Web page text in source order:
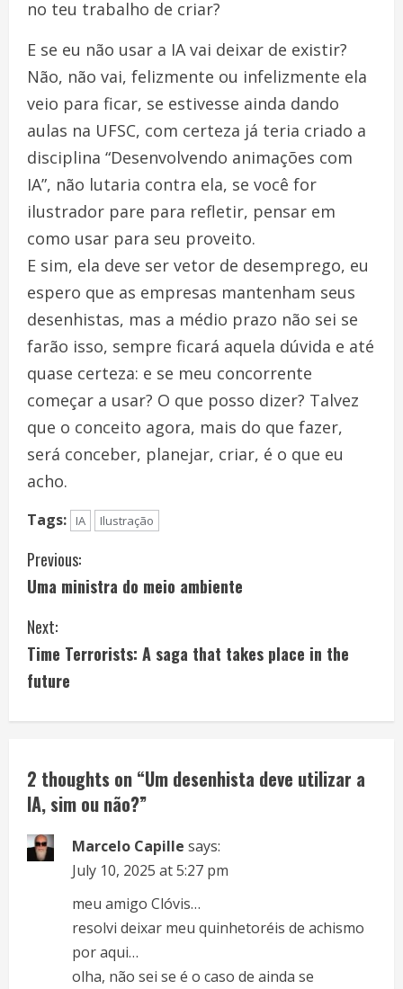
no teu trabalho de criar?
E se eu não usar a IA vai deixar de existir?
Não, não vai, felizmente ou infelizmente ela
veio para ficar, se estivesse ainda dando
aulas na UFSC, com certeza já teria criado a
disciplina “Desenvolvendo animações com
IA”, não lutaria contra ela, se você for
ilustrador pare para refletir, pensar em
como usar para seu proveito.
E sim, ela deve ser vetor de desemprego, eu
espero que as empresas mantenham seus
desenhistas, mas a médio prazo não sei se
farão isso, sempre ficará aquela dúvida e até
quase certeza: e se meu concorrente
começar a usar? O que posso dizer? Talvez
que o conceito agora, mais do que fazer,
será conceber, planejar, criar, é o que eu
acho.
Tags: IA Ilustração
C
o
n
t
i
u
e
R
Previous:
Uma ministra do meio ambiente
Next:
Time Terrorists: A saga that takes place in the
future
2 thoughts on “Um desenhista deve utilizar a
IA, sim ou não?”
Marcelo Capille says:
July 10, 2025 at 5:27 pm
meu amigo Clóvis…
resolvi deixar meu quinhetoréis de achismo
por aqui…
olha, não sei se é o caso de ainda se